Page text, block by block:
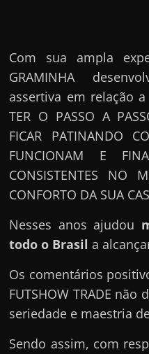
Com sua ampla
GRAMINHA
assertiva em relação a
TER O PASSO A
FICAR PATINANDO
FUNCIONAM E
CONSISTENTES NO
CONFORTO DA SUA
Nesses anos ajudou
todo o Brasil a
Os comentários
FUTSHOW TRADE
seriedade e maestria
Sendo assim, com